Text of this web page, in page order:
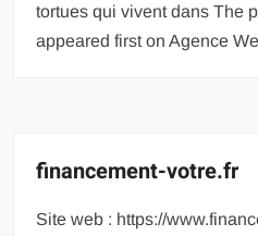
tortues qui vivent dans The
appeared first on Agence
financement-votre.fr
Site web : https://